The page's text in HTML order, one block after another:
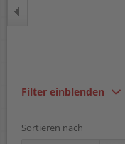
Filter einblenden
Sortieren nach